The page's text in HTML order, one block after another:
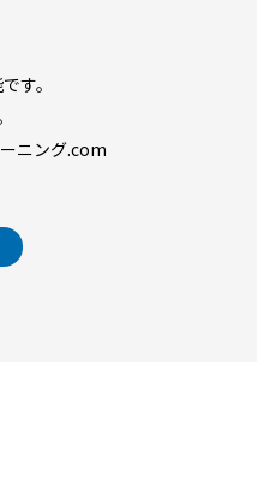
す。
ニング.com